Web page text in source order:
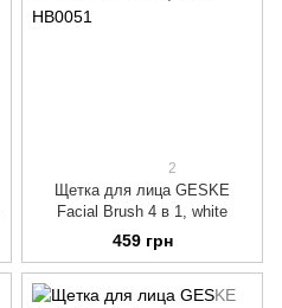
2
Щетка для лица GESKE
Facial Brush 4 в 1, white
459 грн